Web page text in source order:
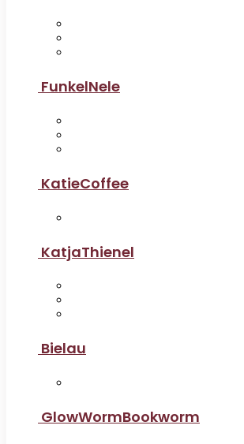
FunkelNele
KatieCoffee
KatjaThienel
Bielau
GlowWormBookworm